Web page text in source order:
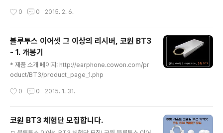
전에 예매를 감행했다. 큰아들 주원이와 함께 보려고 2장..
0 0 2015. 2. 6.
블루투스 이어셋 그 이상의 리시버, 코원 BT3
- 1. 개봉기
* 제품 소개 페이지: http://earphone.cowon.com/pr
oduct/BT3/product_page_1.php
0 0 2015. 1. 31.
코원 BT3 체험단 모집합니다.